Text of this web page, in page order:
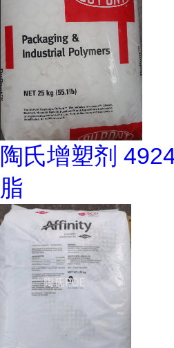
陶氏增塑剂
脂